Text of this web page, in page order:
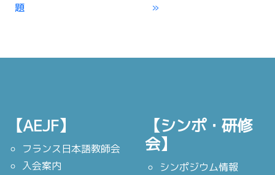
題
【AEJF】
フランス日本語教師会
入会案内
【シンポ・研修
会】
シンポジウム情報